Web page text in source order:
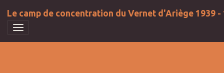
Le camp de concentration du Vernet d'Ariège 1939 -